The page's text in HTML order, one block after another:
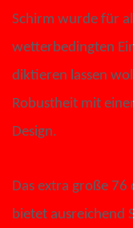
Schirm wurde für
wetterbedingten
diktieren lassen
Robustheit mit
Design.
Das extra große 76
bietet ausreichend